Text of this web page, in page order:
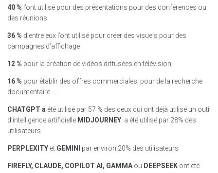
40 % l’ont utilisé pour des présentations pour des conférences ou
des réunions
36 % d’entre eux l’ont utilisé pour créer des visuels pour des
campagnes d’affichage
12 % pour la création de vidéos diffusées en télévision,
16 % pour établir des offres commerciales, pour de la recherche
documentaire …
CHATGPT a été utilisé par 57 % des ceux qui ont déjà utilisé un outil
d’intelligence artificielle MIDJOURNEY a été utilisé par 28% des
utilisateurs
PERPLEXITY et GEMINI par environ 20% des utilisateurs
FIREFLY, CLAUDE, COPILOT AI, GAMMAou DEEPSEEK ont été